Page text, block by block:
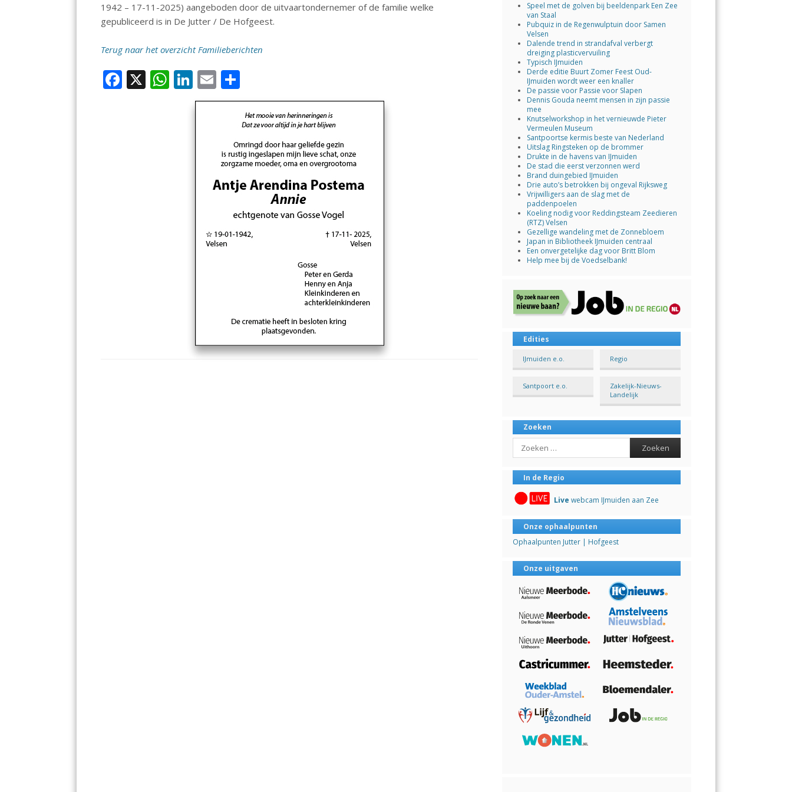
1942 – 17-11-2025) aangeboden door de uitvaartondernemer of de familie welke
gepubliceerd is in De Jutter / De Hofgeest.
Terug naar het overzicht Familieberichten
F
ac
X W
h
Li
n
E
m el
e
n
Speel met de golven bij beeldenpark Een Zee
van Staal
Pubquiz in de Regenwulptuin door Samen
Velsen
Dalende trend in strandafval verbergt
dreiging plasticvervuiling
Typisch IJmuiden
Derde editie Buurt Zomer Feest Oud-
IJmuiden wordt weer een knaller
De passie voor Passie voor Slapen
Dennis Gouda neemt mensen in zijn passie
mee
Knutselworkshop in het vernieuwde Pieter
Vermeulen Museum
Santpoortse kermis beste van Nederland
Uitslag Ringsteken op de brommer
Drukte in de havens van IJmuiden
De stad die eerst verzonnen werd
Brand duingebied IJmuiden
Drie auto’s betrokken bij ongeval Rijksweg
Vrijwilligers aan de slag met de
paddenpoelen
Koeling nodig voor Reddingsteam Zeedieren
(RTZ) Velsen
Gezellige wandeling met de Zonnebloem
Japan in Bibliotheek IJmuiden centraal
Een onvergetelijke dag voor Britt Blom
Help mee bij de Voedselbank!
Edities
IJmuiden e.o. Regio
Santpoort e.o.
Zakelijk-Nieuws-
Landelijk
Zoeken
Search
In de Regio
Live webcam IJmuiden aan Zee
Onze ophaalpunten
Ophaalpunten Jutter | Hofgeest
Onze uitgaven